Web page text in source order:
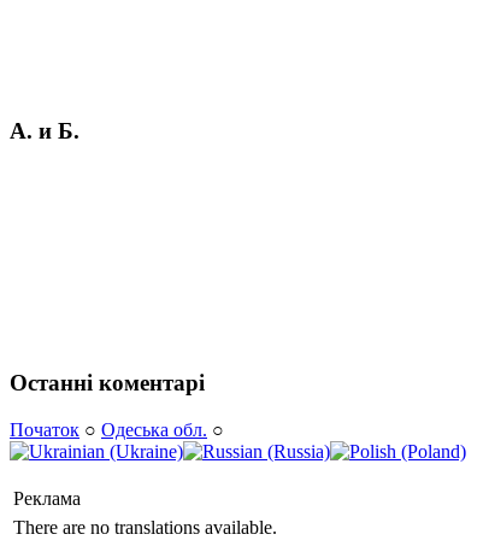
А. и Б.
Останні коментарі
Початок ○ Одеська обл. ○
Реклама
There are no translations available.